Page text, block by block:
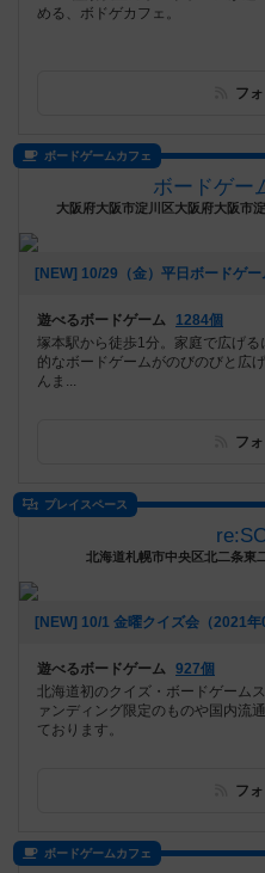
める、ボドゲカフェ。
フ
ボードゲームカフェ
ボードゲー
大阪府大阪市淀川区大阪府大阪市
遊べるボードゲーム
1284個
塚本駅から徒歩1分。家庭で広げ
的なボードゲームがのびのびと広
んま...
フ
プレイスペース
北海道札幌市中央区北二条東
[NEW] 10/1 金曜クイズ会（2021年
遊べるボードゲーム 927個
北海道初のクイズ・ボードゲーム
ァンディング限定のものや国内流
ております。
フ
ボードゲームカフェ